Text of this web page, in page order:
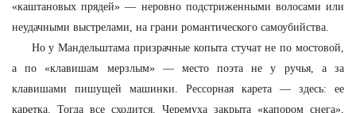
«каштановых прядей» — неровно подстриженными волосами или
неудачными выстрелами, на грани романтического самоубийства.
Но у Мандельштама призрачные копыта стучат не по мостовой,
а по «клавишам мерзлым» — место поэта не у ручья, а за
клавишами пишущей машинки. Рессорная карета — здесь: ее
каретка. Тогда все сходится. Черемуха закрыта «капором снега»,